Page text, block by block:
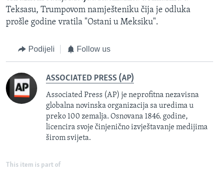
Teksasu, Trumpovom namješteniku čija je odluka
prošle godine vratila "Ostani u Meksiku".
Podijeli Follow us
ASSOCIATED PRESS (AP)
Associated Press (AP) je neprofitna nezavisna
globalna novinska organizacija sa uredima u
preko 100 zemalja. Osnovana 1846. godine,
licencira svoje činjenično izvještavanje medijima
širom svijeta.
This item is part of